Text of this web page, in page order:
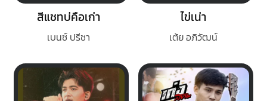
สีแชทบ่คือเก่า
เบนซ์ ปรีชา
ไข่เน่า
เต้ย อภิวัฒน์